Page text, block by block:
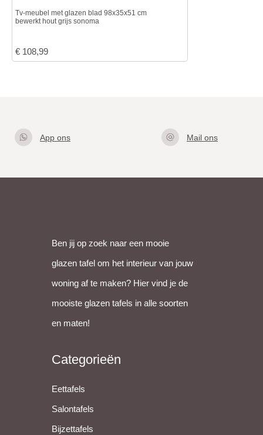
Tv-meubel met glazen blad 98x35x51 cm
bewerkt hout grijs sonoma
€ 108,99
App ons
Mail ons
Ben jij op zoek naar een mooie
glazen tafel om het interieur van jouw
woning af te maken? Hier vind je de
mooiste glazen tafels in alle soorten
en maten!
Categorieën
Eettafels
Salontafels
Bijzettafels